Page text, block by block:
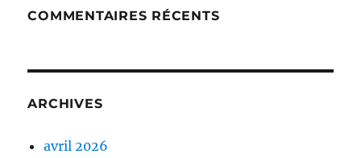
COMMENTAIRES RÉCENTS
ARCHIVES
avril 2026